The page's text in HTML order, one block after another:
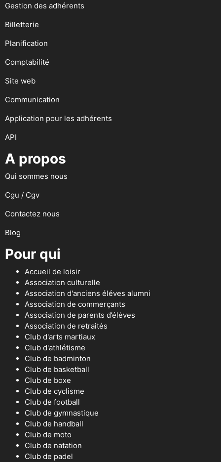
Gestion des adhérents
Billetterie
Planification
Comptabilité
Site web
Communication
Application pour les adhérents
API
A propos
Qui sommes nous
Cgu / Cgv
Contactez nous
Blog
Pour qui
Accueil de loisir
Association culturelle
Association d'anciens éléves alumni
Association de commerçants
Association de parents d’élèves
Association de retraités
Club d'arts martiaux
Club d'athlétisme
Club de badminton
Club de basketball
Club de boxe
Club de cyclisme
Club de football
Club de gymnastique
Club de handball
Club de moto
Club de natation
Club de padel